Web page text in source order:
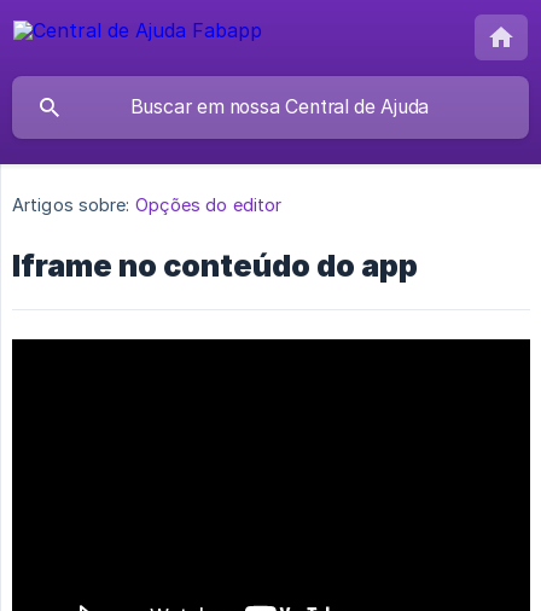
Artigos sobre: Opções do editor
Iframe no conteúdo do app